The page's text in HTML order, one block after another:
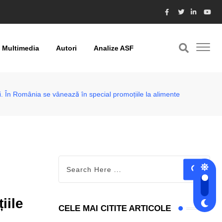
Multimedia Autori Analize ASF
România se vânează în special promoțiile la alimente
CELE MAI CITITE ARTICOLE